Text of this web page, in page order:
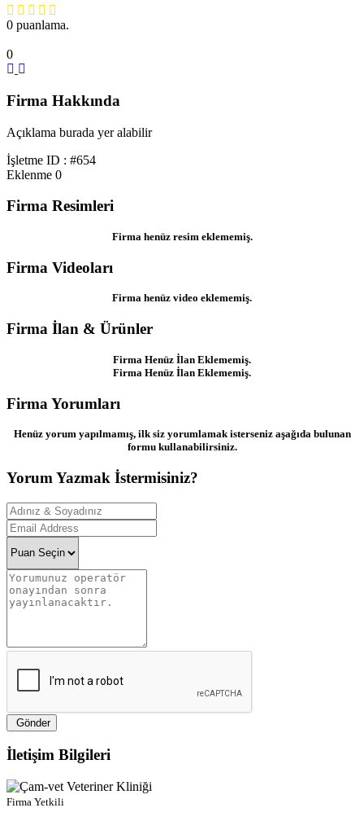
0 puanlama.
0
Firma Hakkında
Açıklama burada yer alabilir
İşletme ID : #654
Eklenme 0
Firma Resimleri
Firma henüz resim eklememiş.
Firma Videoları
Firma henüz video eklememiş.
Firma İlan & Ürünler
Firma Henüz İlan Eklememiş.
Firma Henüz İlan Eklememiş.
Firma Yorumları
Henüz yorum yapılmamış, ilk siz yorumlamak isterseniz aşağıda bulunan
formu kullanabilirsiniz.
Yorum Yazmak İstermisiniz?
Gönder
İletişim Bilgileri
Firma Yetkili